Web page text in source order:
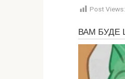
Post Views: